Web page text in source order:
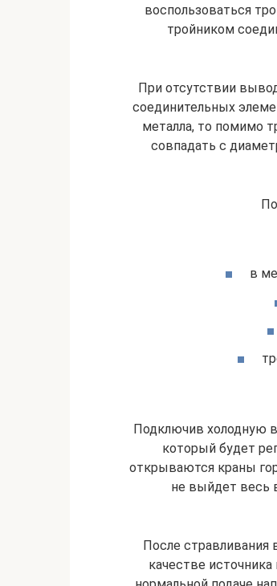
воспользоваться
тройником
При отсутствии
соединительных
металла, то помимо
совпадать с
в
Подключив холодную
который будет
открываются краны
не выйдет весь
После стравливания
качестве